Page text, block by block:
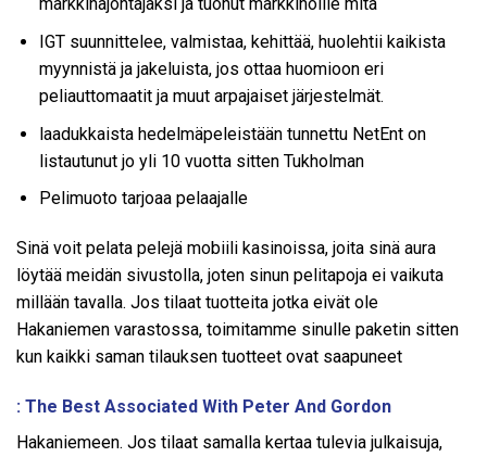
markkinajohtajaksi ja tuonut markkinoille mitä
IGT suunnittelee, valmistaa, kehittää, huolehtii kaikista
myynnistä ja jakeluista, jos ottaa huomioon eri
peliauttomaatit ja muut arpajaiset järjestelmät.
laadukkaista hedelmäpeleistään tunnettu NetEnt on
listautunut jo yli 10 vuotta sitten Tukholman
Pelimuoto tarjoaa pelaajalle
Sinä voit pelata pelejä mobiili kasinoissa, joita sinä aura
löytää meidän sivustolla, joten sinun pelitapoja ei vaikuta
millään tavalla. Jos tilaat tuotteita jotka eivät ole
Hakaniemen varastossa, toimitamme sinulle paketin sitten
kun kaikki saman tilauksen tuotteet ovat saapuneet
: The Best Associated With Peter And Gordon
Hakaniemeen. Jos tilaat samalla kertaa tulevia julkaisuja,